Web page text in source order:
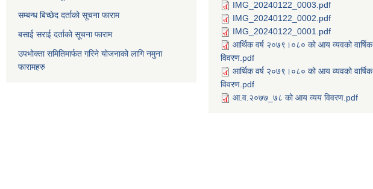
सम्बन्ध बिच्छेद दर्ताको सूचना फाराम
बसाई सराई दर्ताको सूचना फाराम
उपभोक्ता समितिमार्फत गरिने योजनाको लागि नमुना
फारामहरु
IMG_20240122_0003.pdf
IMG_20240122_0002.pdf
IMG_20240122_0001.pdf
आर्थिक वर्ष २०७९।०८० को आय व्यवको वार्षिक
विवरण.pdf
आर्थिक वर्ष २०७९।०८० को आय व्यवको वार्षिक
विवरण.pdf
आ.व.२०७७_७८ को आय व्यय विवरण.pdf